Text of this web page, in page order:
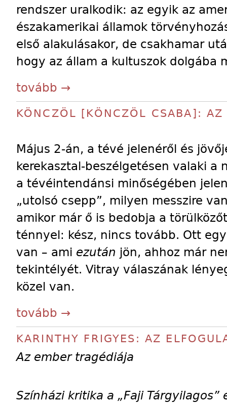
rendszer uralkodik: az egyik az
északamerikai államok
első alakulásakor, de csakhamar
hogy az állam a kultuszok dolgába
tovább →
KÖNCZÖL [KÖNCZÖL CSABA]: AZ
Május 2-án, a tévé jelenéről és
kerekasztal-beszélgetésen valaki a
a tévéintendánsi minőségében
„utolsó csepp”, milyen messzire
amikor már ő is bedobja a
ténnyel: kész, nincs tovább. Ott
van – ami ezután jön, ahhoz már
tekintélyét. Vitray válaszának
közel van.
tovább →
KARINTHY FRIGYES: AZ
Az ember tragédiája
Színházi kritika a „Faji